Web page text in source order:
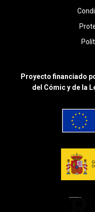
Proyecto financiado
del Cómic y de la